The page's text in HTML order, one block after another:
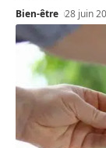
Bien-être 28 juin